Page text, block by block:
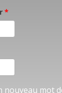
*
nouveau mot